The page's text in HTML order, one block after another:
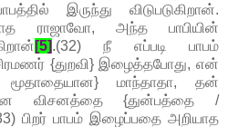
இருந்து விடுபடுகிறான்.
ராஜாவோ, அந்த பாபியின்
[5].(32) நீ எப்படி பாபம்
{துறவி} இழைத்தபோது, என்
மூதாதையான} மாந்தாதா, தன்
விசனத்தை {துன்பத்தை /
பிறர் பாபம் இழைப்பதை அறியாத